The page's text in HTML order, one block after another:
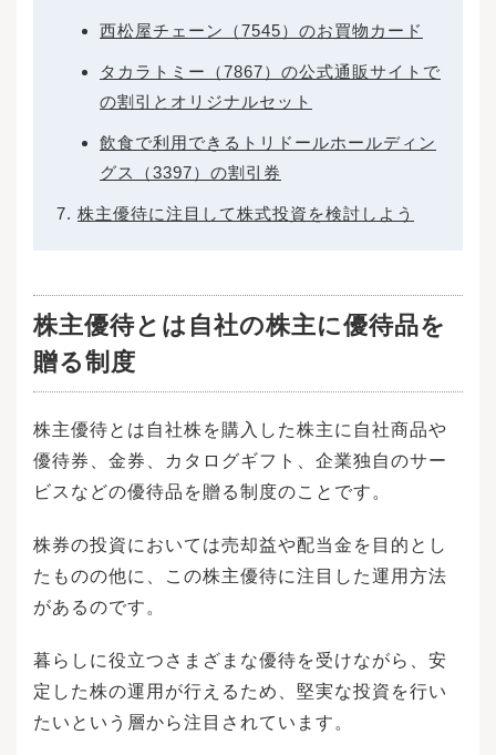
ょう。株の初心者は、余剰資金かつ少額投資で
つ少額であれば万が一損失を出したとしても、
生活に大きな影響は与えません。また、値下が
が、現物取引とは異なり金利や貸株料などが発
ます。初心者はまずは現物取引から始め、信用
ょう。特定の銘柄に全資産を投入すると、株価
において類似性の少ない銘柄を選ぶことをおす
すめします。似たような動きをする銘柄を購入
すると、株価が下がると他の株価も下がること
が多く、損失が増えてしまう可能性があるため
る」「〇円以下に下がったときはB社の株式を手
放す」というように、購入・売却のルールを最
初に決めておきましょう。ルールを決めておか
ないと、保有する株式の価格が下がってもなか
うことも少なくありません。なお、利益が出て
いない状態で株式を売却することを「損切り
（そんぎり）」といいます。損切りのマイルー
ルを決めておくことで、損失を少なく抑えるこ
とでも利益を得られますが、保有することでも
利益を得られます。株式とは、株式会社が資金
に渡す投資の証明書のことです。例えば投資家
西松屋チェーン（7545）のお買物カード
タカラトミー（7867）の公式通販サイトで
の割引とオリジナルセット
飲食で利用できるトリドールホールディン
グス（3397）の割引券
株主優待に注目して株式投資を検討しよう
株主優待とは自社の株主に優待品を
贈る制度
株主優待とは自社株を購入した株主に自社商品や
優待券、金券、カタログギフト、企業独自のサー
ビスなどの優待品を贈る制度のことです。
株券の投資においては売却益や配当金を目的とし
たものの他に、この株主優待に注目した運用方法
があるのです。
暮らしに役立つさまざまな優待を受けながら、安
定した株の運用が行えるため、堅実な投資を行い
たいという層から注目されています。